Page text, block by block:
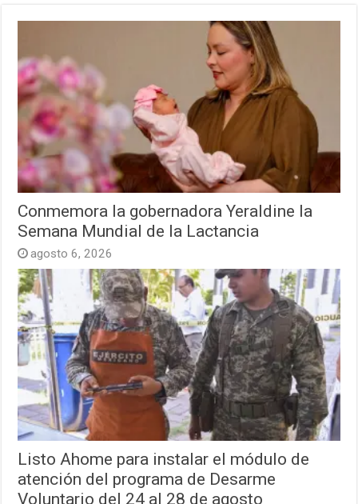
Conmemora la gobernadora Yeraldine la
Semana Mundial de la Lactancia
agosto 6, 2026
Listo Ahome para instalar el módulo de
atención del programa de Desarme
Voluntario del 24 al 28 de agosto